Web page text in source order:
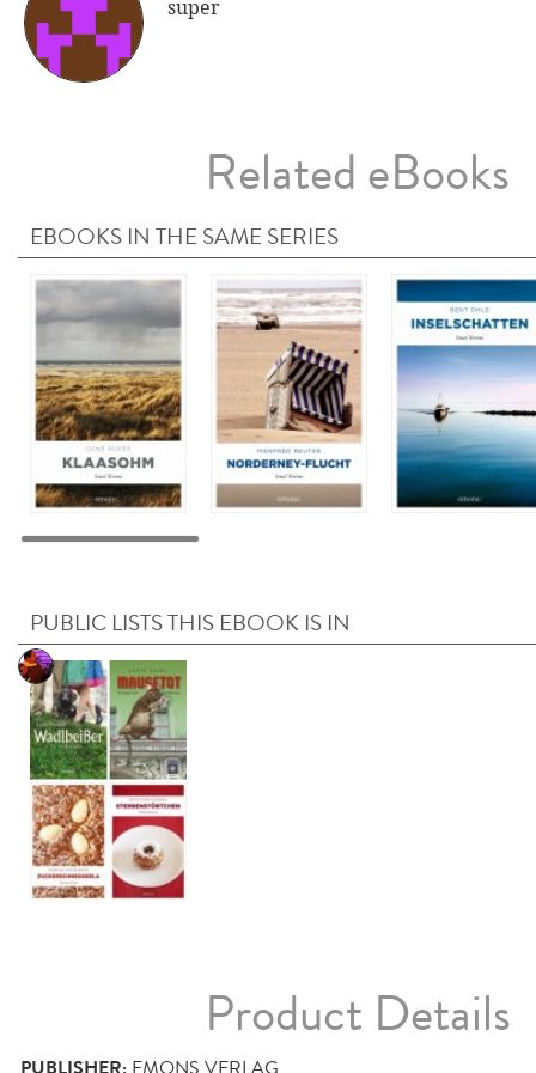
super
Related eBooks
EBOOKS IN THE SAME SERIES
PUBLIC LISTS THIS EBOOK IS IN
Product Details